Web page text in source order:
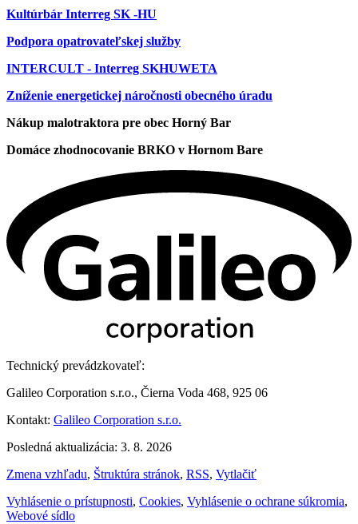
Kultúrbár Interreg SK -HU
Podpora opatrovateľskej služby
INTERCULT - Interreg SKHUWETA
Zníženie energetickej náročnosti obecného úradu
Nákup malotraktora pre obec Horný Bar
Domáce zhodnocovanie BRKO v Hornom Bare
Technický prevádzkovateľ:
Galileo Corporation s.r.o., Čierna Voda 468, 925 06
Kontakt: Galileo Corporation s.r.o.
Posledná aktualizácia: 3. 8. 2026
Zmena vzhľadu, Štruktúra stránok, RSS, Vytlačiť
Vyhlásenie o prístupnosti, Cookies, Vyhlásenie o ochrane súkromia,
Webové sídlo